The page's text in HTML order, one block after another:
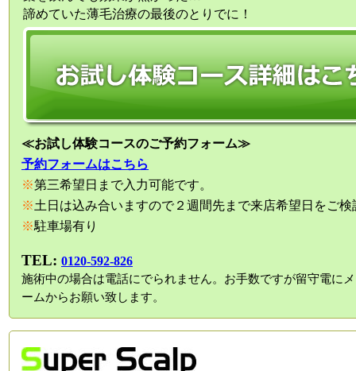
諦めていた薄毛治療の最後のとりでに！
≪お試し体験コースのご予約フォーム≫
予約フォームはこちら
※第三希望日まで入力可能です。
※土日は込み合いますので２週間先まで来店希望日をご検
※駐車場有り
TEL: 0120-592-826
施術中の場合は電話にでられません。お手数ですが留守電に
ームからお願い致します。